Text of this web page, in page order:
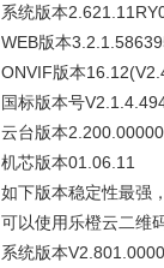
系统版本
WEB版本
ONVIF版本
国标版本号
云台版本
机芯版本01.06.11
如下版本稳定性最强
可以使用乐橙云二维
系统版本